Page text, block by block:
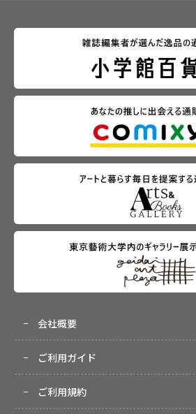
会社概要
ご利用ガイド
ご利用規約